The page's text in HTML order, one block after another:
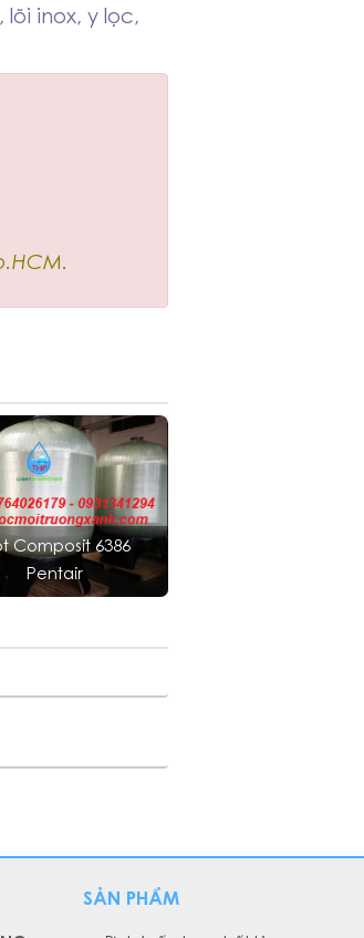
inox, y lọc,
Composit 6386
Pentair
SẢN PHẨM